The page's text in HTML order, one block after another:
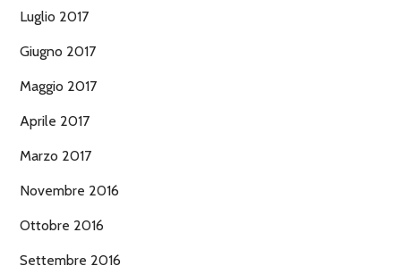
Luglio 2017
Giugno 2017
Maggio 2017
Aprile 2017
Marzo 2017
Novembre 2016
Ottobre 2016
Settembre 2016